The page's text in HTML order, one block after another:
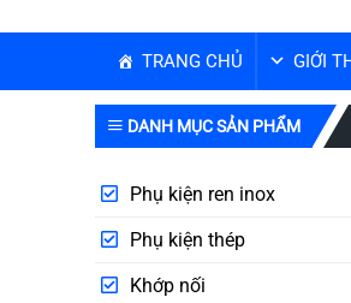
TRANG CHỦ GIỚI
DANH MỤC SẢN PHẨM
Phụ kiện ren inox
Phụ kiện thép
Khớp nối